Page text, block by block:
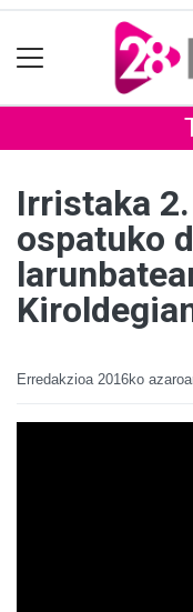
Irristaka
ospatuko
Erredakzioa 2016ko